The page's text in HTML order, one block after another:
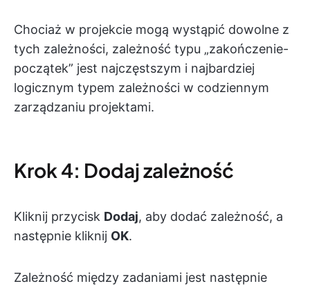
Chociaż w projekcie mogą wystąpić dowolne z
tych zależności, zależność typu „zakończenie-
początek” jest najczęstszym i najbardziej
logicznym typem zależności w codziennym
zarządzaniu projektami.
Krok 4: Dodaj zależność
Kliknij przycisk Dodaj, aby dodać zależność, a
następnie kliknij OK.
Zależność między zadaniami jest następnie